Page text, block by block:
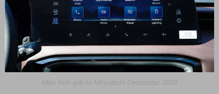
Màn hình giải trí Mitsubishi Destinator 2026